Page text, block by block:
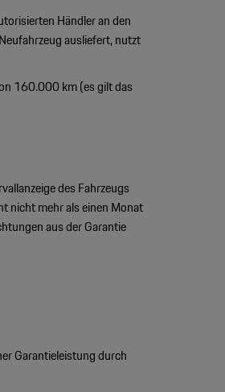
Händler an den
ausliefert, nutzt
160.000 km (es gilt das
des Fahrzeugs
nicht mehr als einen Monat
aus der Garantie
Garantieleistung durch